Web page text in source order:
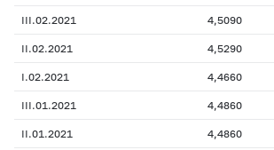
III.02.2021 4,5090
II.02.2021 4,5290
I.02.2021 4,4660
III.01.2021 4,4860
II.01.2021 4,4860